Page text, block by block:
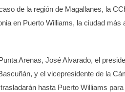
de la región de Magallanes, la
en Puerto Williams, la ciudad más
Arenas, José Alvarado, el
y el vicepresidente de la
hasta Puerto Williams